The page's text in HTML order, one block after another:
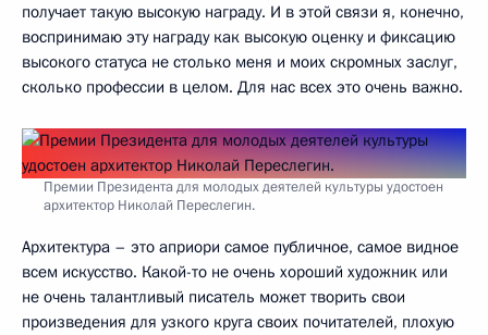
получает такую высокую награду. И в этой связи я, конечно,
воспринимаю эту награду как высокую оценку и фиксацию
высокого статуса не столько меня и моих скромных заслуг,
сколько профессии в целом. Для нас всех это очень важно.
Премии Президента для молодых деятелей культуры удостоен
архитектор Николай Переслегин.
Архитектура – это априори самое публичное, самое видное
всем искусство. Какой-то не очень хороший художник или
не очень талантливый писатель может творить свои
произведения для узкого круга своих почитателей, плохую